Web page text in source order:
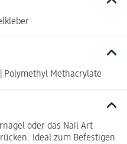
| Polymethyl Methacrylate
oder das Nail Art
Ideal zum Befestigen